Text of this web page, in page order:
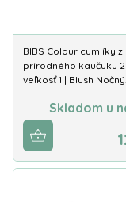
BIBS Colour cumlíky z
prírodného kaučuku
veľkosť 1 | Blush
Skladom u